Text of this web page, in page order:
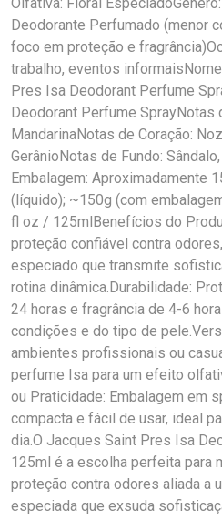
Deodorante Perfumado (menor
foco em proteção e
trabalho, eventos
Pres Isa Deodorant Perfume
Deodorant Perfume SprayNotas
MandarinaNotas de Coração:
GerânioNotas de Fundo:
Embalagem: Aproximadamente
(líquido); ~150g (com
fl oz / 125mlBenefícios do
proteção confiável contra
especiado que transmite
rotina dinâmica.Durabilidade:
24 horas e fragrância de 4-6
condições e do tipo de
ambientes profissionais ou
perfume Isa para um efeito
ou Praticidade: Embalagem em
compacta e fácil de usar, ideal
dia.O Jacques Saint Pres Isa
125ml é a escolha perfeita para
proteção contra odores aliada a
especiada que exsuda